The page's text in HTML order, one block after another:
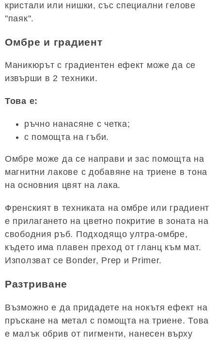
кристали или нишки, със специални гелове
"паяк".
Омбре и градиент
Маникюрът с градиентен ефект може да се
извърши в 2 техники.
Това е:
ръчно нанасяне с четка;
с помощта на гъби.
Омбре може да се направи и зас помощта на
магнитни лакове с добавяне на триене в тона
на основния цвят на лака.
Френският в техниката на омбре или градиент
е прилагането на цветно покритие в зоната на
свободния ръб. Подходящо ултра-омбре,
където има плавен преход от гланц към мат.
Използват се Bonder, Prep и Primer.
Разтриване
Възможно е да придадете на нокътя ефект на
пръскане на метал с помощта на триене. Това
е малък обрив от пигменти, нанесен върху